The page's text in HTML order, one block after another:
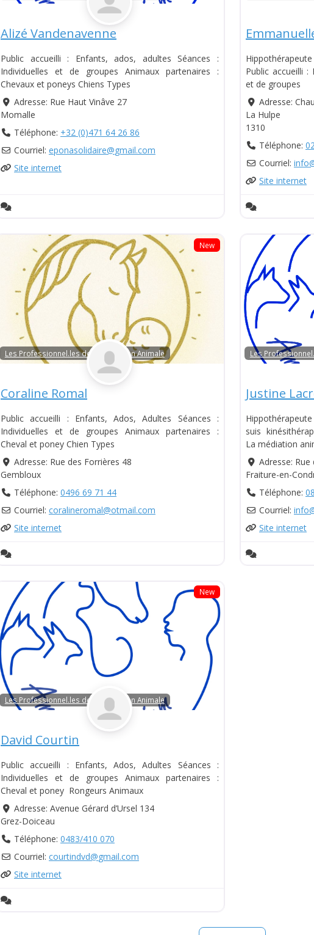
Alizé Vandenavenne
Public accueilli : Enfants, ados, adultes Séances :
Individuelles et de groupes Animaux partenaires :
Chevaux et poneys Chiens Types
Adresse: Rue Haut Vinâve 27
Momalle
Téléphone: +32 (0)471 64 26 86
Courriel: eponasolidaire@gmail.com
Site internet
Public accueilli :
et de groupes
Adresse:
La Hulpe
1310
Téléphone:
Courriel: info
Site internet
New
Les Professionnel.les de la Médiation Animale
Coraline Romal
Public accueilli : Enfants, Ados, Adultes Séances :
Individuelles et de groupes Animaux partenaires :
Cheval et poney Chien Types
Adresse: Rue des Forrières 48
Gembloux
Téléphone: 0496 69 71 44
Courriel: coralineromal@otmail.com
Site internet
Les
Justine
suis
La médiation
Adresse: Rue
Fraiture-en-
Téléphone:
Courriel: info
Site internet
New
Les Professionnel.les de la Médiation Animale
David Courtin
Public accueilli : Enfants, Ados, Adultes Séances :
Individuelles et de groupes Animaux partenaires :
Cheval et poney Rongeurs Animaux
Adresse: Avenue Gérard d’Ursel 134
Grez-Doiceau
Téléphone: 0483/410 070
Courriel: courtindvd@gmail.com
Site internet